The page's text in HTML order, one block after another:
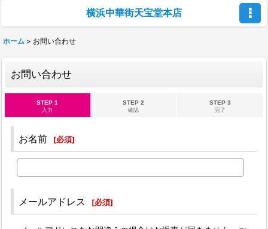
横浜中華街天宝堂本店
ホーム > お問い合わせ
お問い合わせ
STEP 1
入力
STEP 2
確認
STEP 3
完了
お名前 [必須]
メールアドレス [必須]